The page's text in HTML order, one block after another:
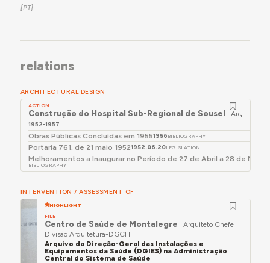
- Autor do projecto para o Hospital Regional de
(Lisboa: CML, 2009), p. 268.
relations
ARCHITECTURAL DESIGN
ACTION
Construção do Hospital Sub-Regional de Sousel Arquiteto
1952-1957
Obras Públicas Concluídas em 19551956 BIBLIOGRAPHY
Portaria 761, de 21 maio 19521952.06.20LEGISLATION
Melhoramentos a Inaugurar no Período de 27 de Abril a 28 de Maio
BIBLIOGRAPHY
INTERVENTION / ASSESSMENT OF
HIGHLIGHT
FILE
Centro de Saúde de Montalegre
Arquiteto Chefe
Divisão Arquitetura-DGCH
Arquivo da Direção-Geral das Instalações e
Equipamentos da Saúde (DGIES) na Administração
Central do Sistema de Saúde